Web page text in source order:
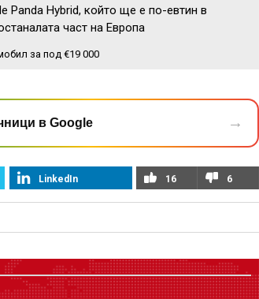
Panda Hybrid, който ще е по-евтин в
част на Европа
за под €19 000
в Google →
LinkedIn 16 6